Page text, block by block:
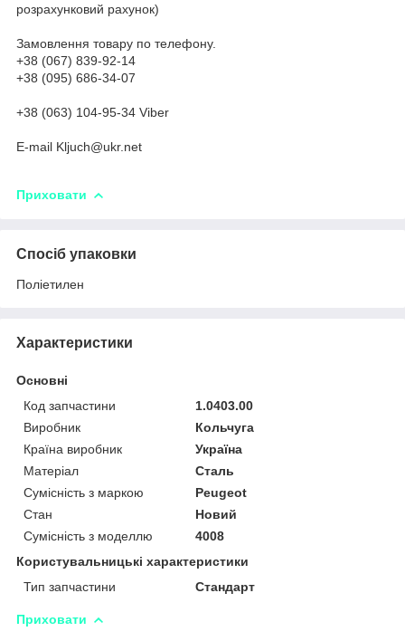
розрахунковий рахунок)
Замовлення товару по телефону.
+38 (067) 839-92-14
+38 (095) 686-34-07
+38 (063) 104-95-34 Viber
Е-mail Kljuch@ukr.net
Приховати
Спосіб упаковки
Поліетилен
Характеристики
Основні
Код запчастини
1.0403.00
Виробник
Кольчуга
Країна виробник
Україна
Матеріал
Сталь
Сумісність з маркою
Peugeot
Стан
Новий
Сумісність з моделлю
4008
Користувальницькі характеристики
Тип запчастини
Стандарт
Приховати